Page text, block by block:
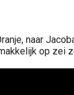
naar
op zei